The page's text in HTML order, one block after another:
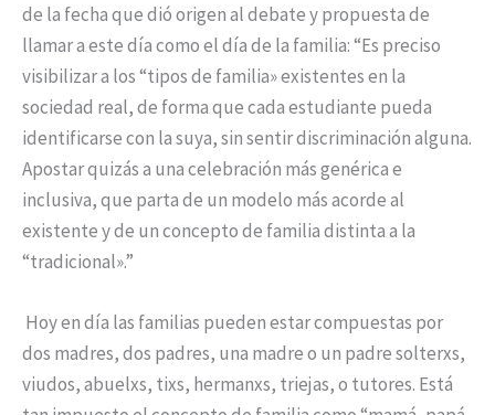
de la fecha que dió origen al debate y propuesta de
llamar a este día como el día de la familia: “Es preciso
visibilizar a los “tipos de familia» existentes en la
sociedad real, de forma que cada estudiante pueda
identificarse con la suya, sin sentir discriminación alguna.
Apostar quizás a una celebración más genérica e
inclusiva, que parta de un modelo más acorde al
existente y de un concepto de familia distinta a la
“tradicional».”
Hoy en día las familias pueden estar compuestas por
dos madres, dos padres, una madre o un padre solterxs,
viudos, abuelxs, tixs, hermanxs, triejas, o tutores. Está